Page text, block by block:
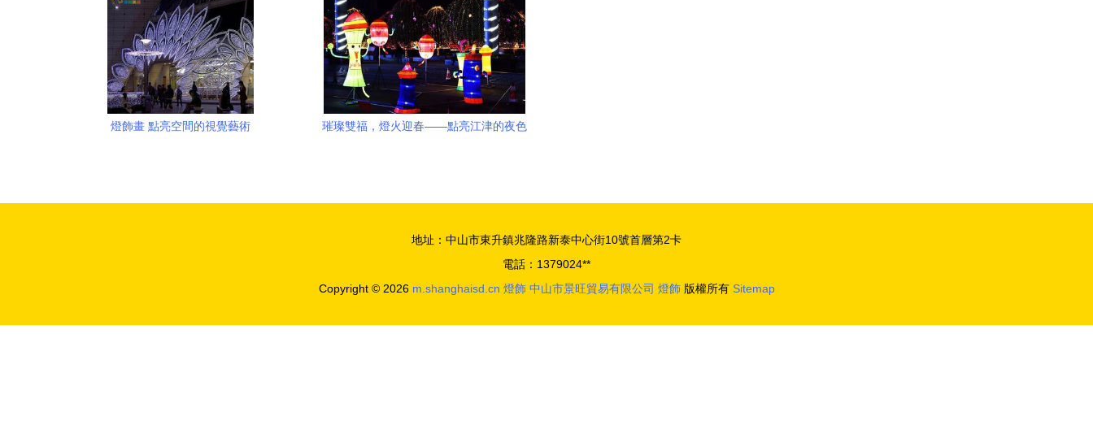
燈飾畫 點亮空間的視覺藝術
璀璨雙福，燈火迎春——點亮江津的夜色
地址：中山市東升鎮兆隆路新泰中心街10號首層第2卡
電話：1379024**
Copyright © 2026 m.shanghaisd.cn 燈飾 中山市景旺貿易有限公司 燈飾版權所有 Sitemap